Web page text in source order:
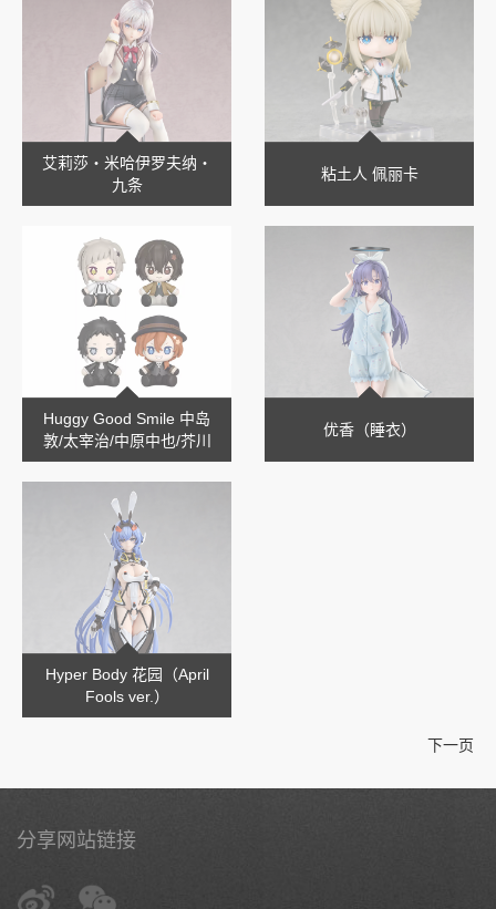
艾莉莎‧米哈伊罗夫纳‧
九条
粘土人 佩丽卡
Huggy Good Smile 中岛
敦/太宰治/中原中也/芥川
龙之介
优香（睡衣）
Hyper Body 花园（April
Fools ver.）
下一页
分享网站链接